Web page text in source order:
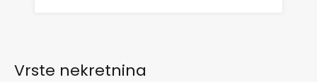
Vrste nekretnina